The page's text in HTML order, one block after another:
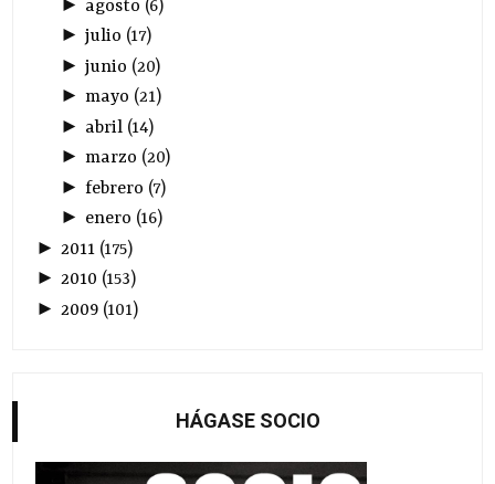
agosto (6)
► julio (17)
► junio (20)
► mayo (21)
► abril(14)
► marzo (20)
► febrero (7)
► enero (16)
► 2011 (175)
►2010 (153)
► 2009 (101)
HÁGASE SOCIO